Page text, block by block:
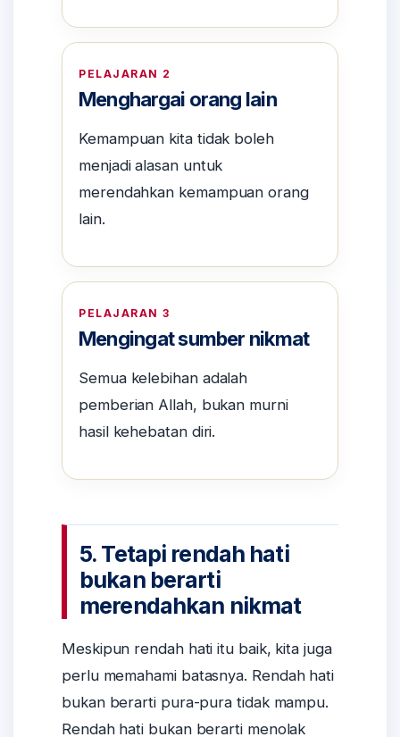
PELAJARAN 2
Menghargai orang lain
Kemampuan kita tidak boleh
menjadi alasan untuk
merendahkan kemampuan orang
lain.
PELAJARAN 3
Mengingat sumber nikmat
Semua kelebihan adalah
pemberian Allah, bukan murni
hasil kehebatan diri.
5. Tetapi rendah hati
bukan berarti
merendahkan nikmat
Meskipun rendah hati itu baik, kita juga
perlu memahami batasnya. Rendah hati
bukan berarti pura-pura tidak mampu.
Rendah hati bukan berarti menolak